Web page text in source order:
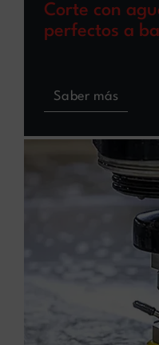
Corte con
perfectos a
Saber más